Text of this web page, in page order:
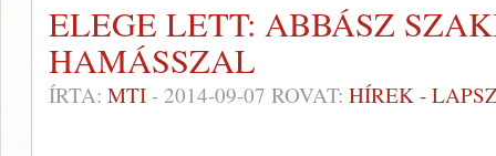
ELEGE LETT: ABBÁSZ
HAMÁSSZAL
ÍRTA: MTI - 2014-09-07 ROVAT: HÍREK -